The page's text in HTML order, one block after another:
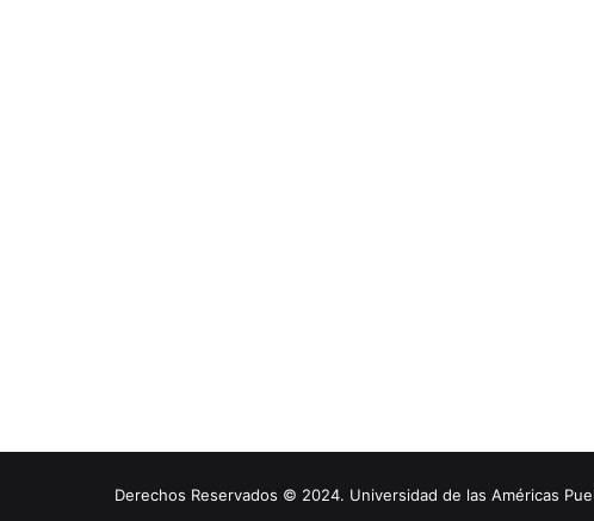
Derechos Reservados © 2024. Universidad de las Américas